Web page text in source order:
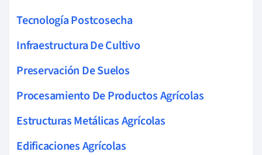
Tecnología Postcosecha
Infraestructura De Cultivo
Preservación De Suelos
Procesamiento De Productos Agrícolas
Estructuras Metálicas Agrícolas
Edificaciones Agrícolas